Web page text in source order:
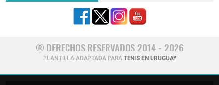
® DERECHOS RESERVADOS 2014 - 2026
PLANTILLA ADAPTADA PARA TENIS EN URUGUAY